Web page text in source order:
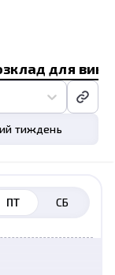
для
тиждень
ПТ СБ